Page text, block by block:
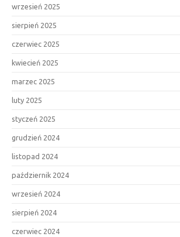
wrzesień 2025
sierpień 2025
czerwiec 2025
kwiecień 2025
marzec 2025
luty 2025
styczeń 2025
grudzień 2024
listopad 2024
październik 2024
wrzesień 2024
sierpień 2024
czerwiec 2024